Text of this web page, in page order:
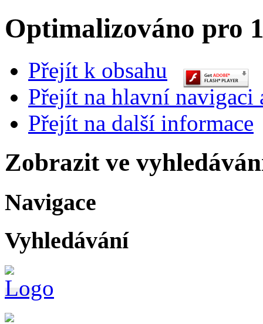
Optimalizováno pro
Přejít k obsahu
Přejít na hlavní navigaci
Přejít na další informace
Zobrazit ve
Navigace
Vyhledávání